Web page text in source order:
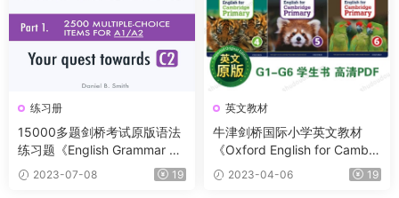
练习册
15000多题剑桥考试原版语法
练习题《English Grammar Ex
ercises with Answers》共5部
分包含答案 每级完美对标剑桥
2023-07-08 19
英文教材
牛津剑桥国际小学英文教材
《Oxford English for Cambri
dge Primary》1-6 在家也能
轻松自学的英语入门教材
2023-04-06 19